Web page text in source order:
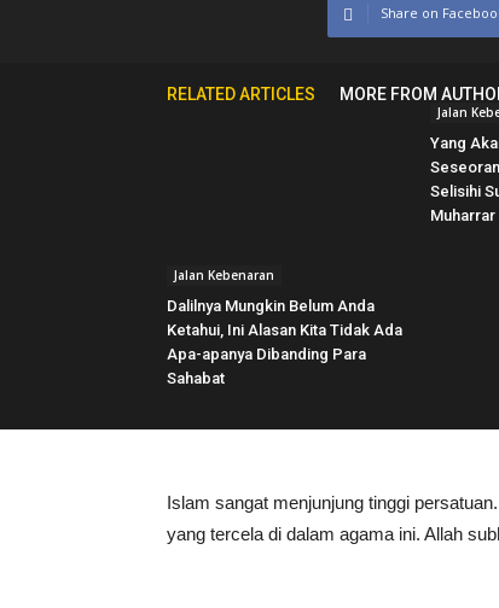
Share on
RELATED ARTICLES MORE FROM
Jalan Kebenaran
Dalilnya Mungkin Belum Anda
Ketahui, Ini Alasan Kita Tidak Ada
Apa-apanya Dibanding Para
Sahabat
Jalan
Yang
Selisihi
Muharrar
Islam sangat menjunjung tinggi
yang tercela di dalam agama ini. Allah